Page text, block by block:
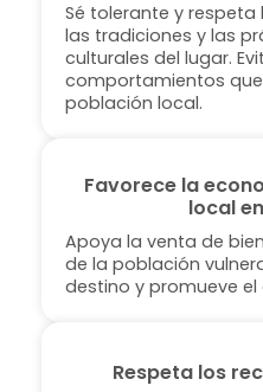
Sé tolerante y
las tradiciones y las
culturales del lugar.
comportamientos
población local.
Favorece la
local
Apoya la venta de
de la población
destino y promueve
Respeta los